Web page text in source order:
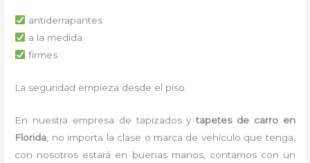
antiderrapantes
a la medida
firmes
La seguridad empieza desde el piso.
En nuestra empresa de tapizados ytapetes de carro en
Florida , no importa la clase o marca de vehículo que tenga,
con nosotros estará en buenas manos, contamos con un